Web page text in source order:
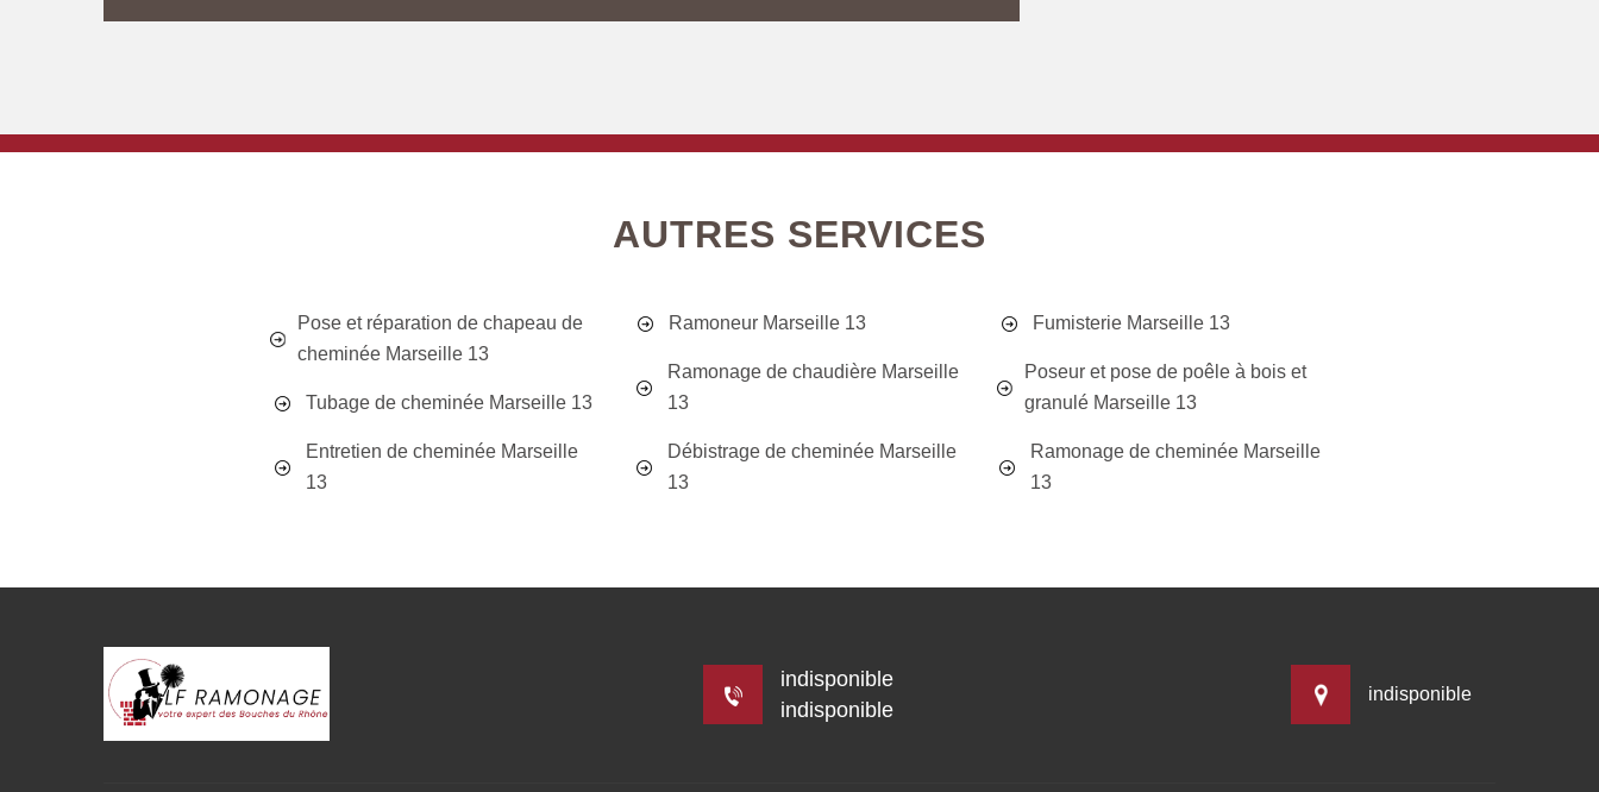
AUTRES SERVICES
Pose et réparation de chapeau de
cheminée Marseille 13
Tubage de cheminée Marseille 13
Entretien de cheminée Marseille
13
Ramoneur Marseille 13
Ramonage de chaudière Marseille
13
Débistrage de cheminée Marseille
13
Fumisterie Marseille 13
Poseur et pose de poêle à bois et
granulé Marseille 13
Ramonage de cheminée Marseille
13
indisponible
indisponible
indisponible